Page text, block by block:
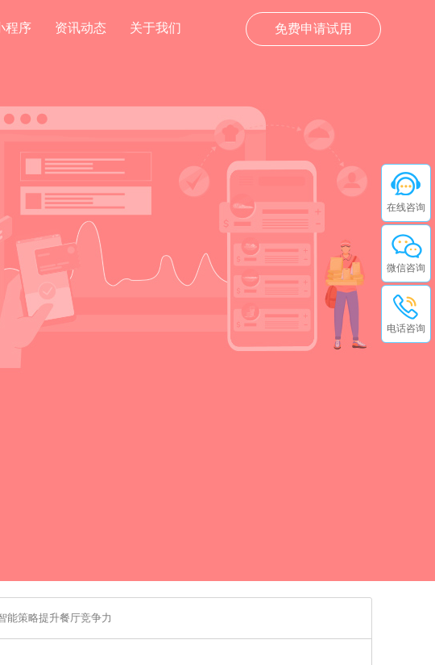
免费申请试用
程序 资讯动态 关于我们
能策略提升餐厅竞争力
在线咨询
微信咨询
电话咨询